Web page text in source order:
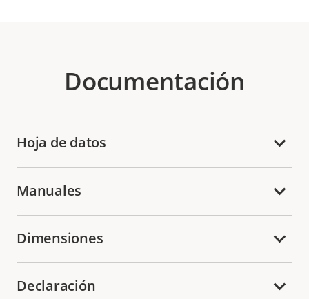
Documentación
Hoja de datos
Manuales
Dimensiones
Declaración